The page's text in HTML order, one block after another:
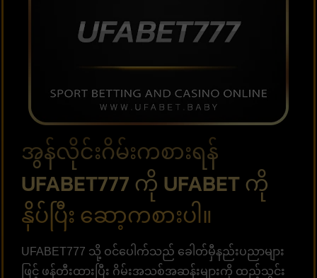
အွန်လိုင်းဂိမ်းကစားရန်
UFABET777 ကို UFABET ကို
နှိပ်ပြီး ဆော့ကစားပါ။
UFABET777 သို့ ဝင်ပေါက်သည် ခေါတ်မှီနည်းပညာများ
ဖြင့် ဖန်တီးထားပြီး ဂိမ်းအသစ်အဆန်းများကို ထည့်သွင်း